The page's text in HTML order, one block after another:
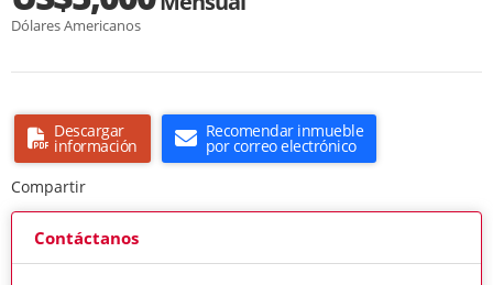
Dólares Americanos
Descargar
información
Recomendar inmueble
por correo electrónico
Compartir
Contáctanos